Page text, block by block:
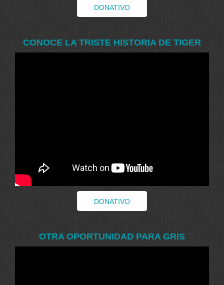
DONATIVO
CONOCE LA TRISTE HISTORIA DE TIGER
DONATIVO
OTRA OPORTUNIDAD PARA GRIS